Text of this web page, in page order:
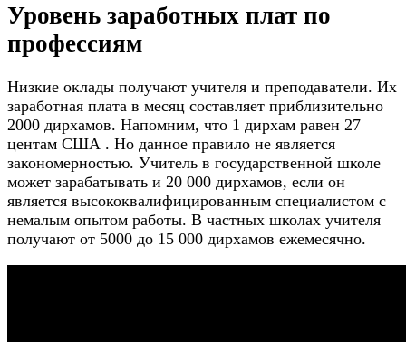
Уровень заработных плат по
профессиям
Низкие оклады получают учителя и преподаватели. Их
заработная плата в месяц составляет приблизительно
2000 дирхамов. Напомним, что 1 дирхам равен 27
центам CША . Но данное правило не является
закономерностью. Учитель в государственной школе
может зарабатывать и 20 000 дирхамов, если он
является высококвалифицированным специалистом с
немалым опытом работы. В частных школах учителя
получают от 5000 до 15 000 дирхамов ежемесячно.